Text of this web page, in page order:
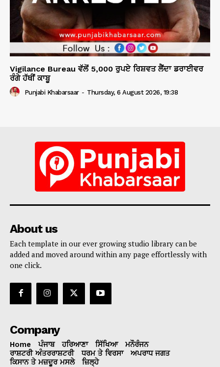
Vigilance Bureau ਵੱਲੋਂ 5,000 ਰੁਪਏ ਰਿਸ਼ਵਤ ਲੈਂਦਾ ਡਰਾਈਵਰ
ਰੰਗੇ ਹੱਥੀਂ ਕਾਬੂ
Punjabi Khabarsaar - Thursday, 6 August 2026, 19:38
About us
Each template in our ever growing studio library can be
added and moved around within any page effortlessly with
one click.
Company
Home ਪੰਜਾਬ ਹਰਿਆਣਾ ਸਿੱਖਿਆ
ਮਨੌਰੰਜਨ
ਰਾਸ਼ਟਰੀ ਅੰਤਰਰਾਸ਼ਟਰੀ
ਧਰਮ ਤੇ ਵਿਰਸਾ
ਅਪਰਾਧ ਜਗਤ
ਕਿਸਾਨ ਤੇ ਮਜ਼ਦੂਰ ਮਸਲੇ
ਜ਼ਿਲ੍ਹੇ